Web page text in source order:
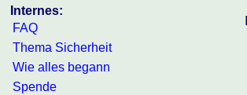
Internes:
FAQ
Thema Sicherheit
Wie alles begann
Spende